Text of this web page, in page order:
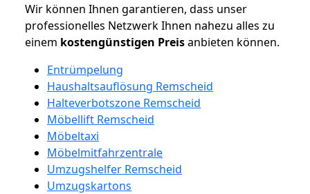
Wir können Ihnen garantieren, dass unser
professionelles Netzwerk Ihnen nahezu alles zu
einem kostengünstigen Preisanbieten können.
Entrümpelung
Haushaltsauflösung Remscheid
Halteverbotszone Remscheid
Möbellift Remscheid
Möbeltaxi
Möbelmitfahrzentrale
Umzugshelfer Remscheid
Umzugskartons